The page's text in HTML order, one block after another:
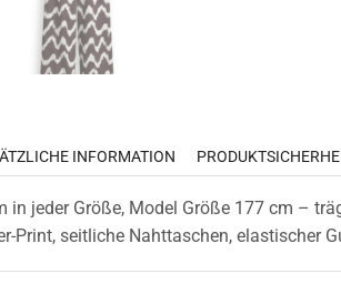
INFORMATION
jeder Größe, Model Größe 177 cm –
Print, seitliche Nahttaschen, elastischer